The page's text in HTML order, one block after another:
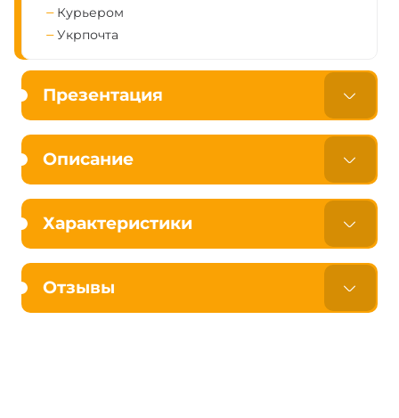
Курьером
Укрпочта
Презентация
Описание
Характеристики
Отзывы